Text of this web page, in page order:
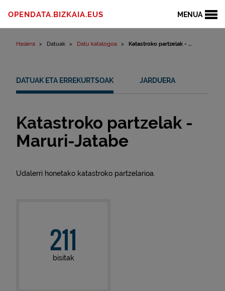
MENUA
OPENDATA.BIZKAIA.EUS
Hasiera Datuak Datu katalogoa Katastroko partzelak - ...
DATUAK ETA ERREKURTSOAK JARDUERA
Katastroko partzelak -
Maruri-Jatabe
Udalerri honetako katastroko partzelarioa.
211
bisitak